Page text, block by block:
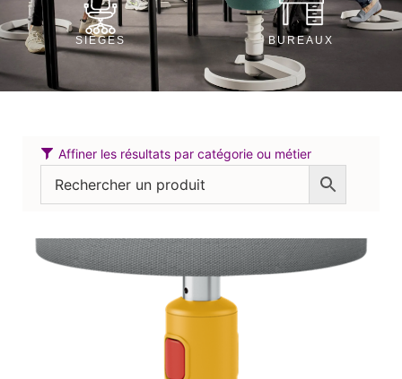
SIÈGES BUREAUX
Affiner les résultats par catégorie ou métier